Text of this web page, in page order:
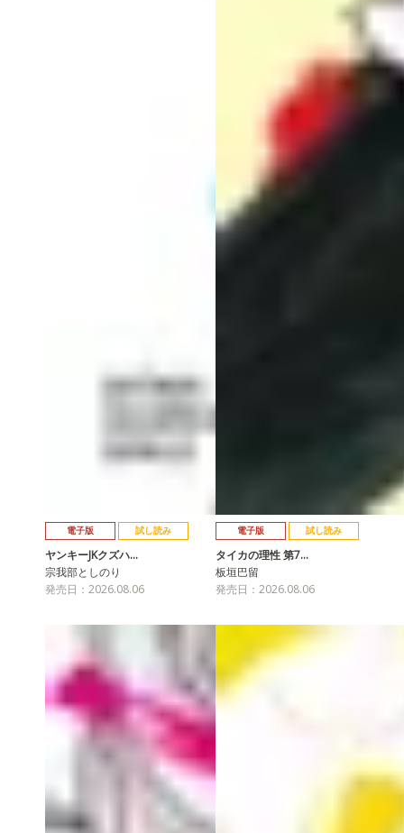
電子版 試し読み
ヤンキーJKクズハ…
宗我部としのり
発売日：2026.08.06
電子版 試し読み
タイカの理性 第7…
板垣巴留
発売日：2026.08.06